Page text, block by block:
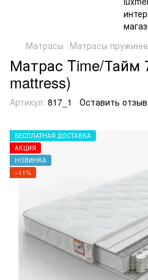
Матрасы Матрасы
Матрас Time/Тайм
mattress)
Артикул: 817_1 Оставить отзыв
БЕСПЛАТНАЯ ДОСТАВКА
АКЦИЯ
НОВИНКА
−11%